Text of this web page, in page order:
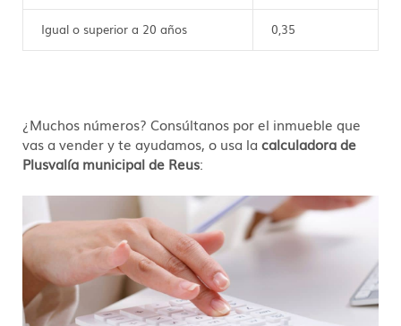
Igual o superior a 20 años 0,35
¿Muchos números? Consúltanos por el inmueble que
vas a vender y te ayudamos, o usa la calculadora de
Plusvalía municipal de Reus: